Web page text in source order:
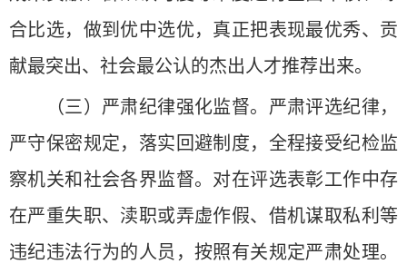
合比选，做到优中选优，真正把表现最优秀、贡
献最突出、社会最公认的杰出人才推荐出来。
（三）严肃纪律强化监督。严肃评选纪律，
严守保密规定，落实回避制度，全程接受纪检监
察机关和社会各界监督。对在评选表彰工作中存
在严重失职、渎职或弄虚作假、借机谋取私利等
违纪违法行为的人员，按照有关规定严肃处理。